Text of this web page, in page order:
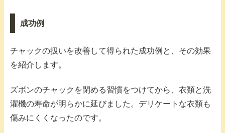
成功例
チャックの扱いを改善して得られた成功例と、その効果
を紹介します。
ズボンのチャックを閉める習慣をつけてから、衣類と洗
濯機の寿命が明らかに延びました。デリケートな衣類も
傷みにくくなったのです。